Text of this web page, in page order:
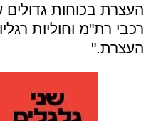
העצרת בכוחות גדולים
רכבי רת"מ וחוליות
העצרת."